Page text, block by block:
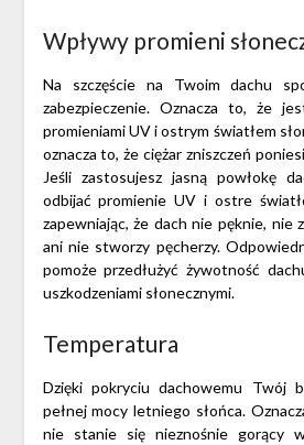
Wpływy promieni
Na szczęście na Twoim dachu
zabezpieczenie. Oznacza to, że
promieniami UV i ostrym światłem
oznacza to, że ciężar zniszczeń
Jeśli zastosujesz jasną powłokę
odbijać promienie UV i ostre
zapewniając, że dach nie pęknie, nie
ani nie stworzy pęcherzy.
pomoże przedłużyć żywotność
uszkodzeniami słonecznymi.
Temperatura
Dzięki pokryciu dachowemu Twój
pełnej mocy letniego słońca.
nie stanie się nieznośnie gorący